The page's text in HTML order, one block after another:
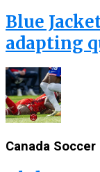
Blue
adapting
Canada Soccer